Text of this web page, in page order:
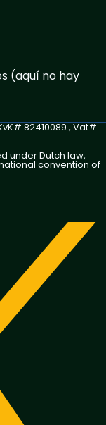
(aquí no hay
82410089 , Vat#
under Dutch law,
convention of